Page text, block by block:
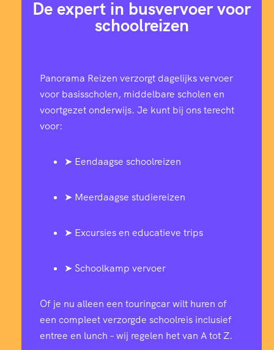
De expert in busvervoer voor
schoolreizen
Panorama Reizen verzorgt dagelijks vervoer
voor basisscholen, middelbare scholen en
voortgezet onderwijs. Je kunt bij ons terecht
voor:
➤ Eendaagse schoolreizen
➤ Meerdaagse studiereizen
➤ Excursies en educatieve trips
➤ Schoolkamp vervoer
Of je nu alleen een touringcar wilt huren of
een compleet verzorgde schoolreis inclusief
entree en lunch – wij regelen het van A tot Z.